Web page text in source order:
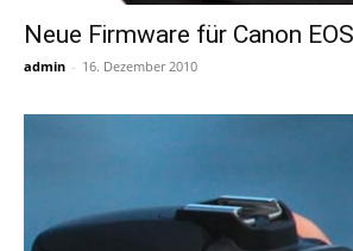
Neue Firmware für Canon
admin - 16. Dezember 2010